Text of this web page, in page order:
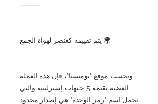
⸻
🌍 يتم تقييمه كعنصر لهواة الجمع
وبحسب موقع "نوميستا"، فإن هذه العملة
الفضية بقيمة 5 جنيهات إسترلينية والتي
تحمل اسم "رمز الوحدة" هي إصدار محدود